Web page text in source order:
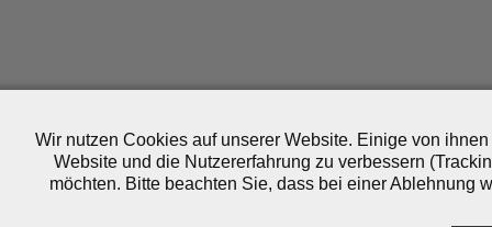
Wir nutzen Cookies auf unserer Website. Einige von
Website und die Nutzererfahrung zu verbessern
möchten. Bitte beachten Sie, dass bei einer Ablehnung